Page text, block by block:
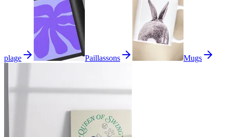
plage Paillassons Mugs